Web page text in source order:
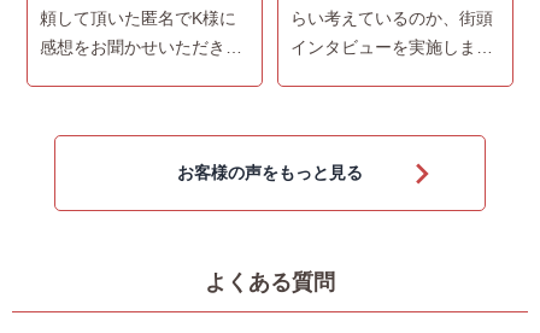
頼して頂いた匿名でK様に
感想をお聞かせいただきた
す。 相続手続きを依頼した
感想 梅澤：今回弊社に相続
らい考えているのか、街頭
インタビューを実施しまし
んな職業なんですか？ 梅
澤：ちなみにどんな職業な
お客様の声をもっと見る
よくある質問